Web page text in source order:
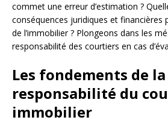
commet une erreur d’estimation ?
conséquences juridiques et financières
de l’immobilier ? Plongeons dans les
responsabilité des courtiers en cas
Les fondements de la
responsabilité du
immobilier